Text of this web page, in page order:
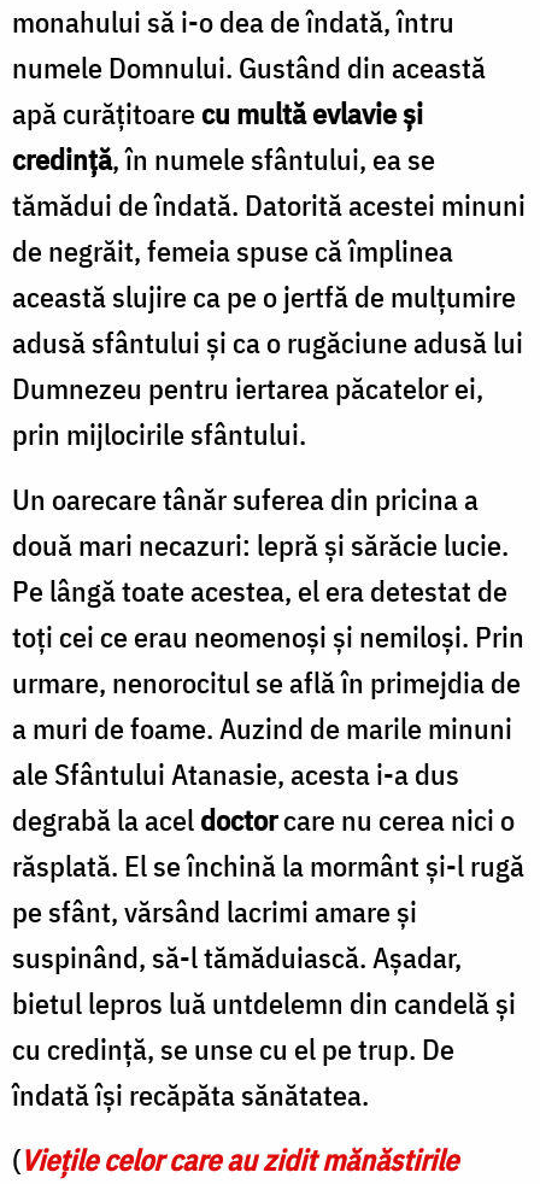
monahului să i-o dea de îndată, întru
numele Domnului. Gustând din această
apă curăţitoarecu multă evlavie şi
credinţă, în numele sfântului, ea se
tămădui de îndată. Datorită acestei minuni
de negrăit, femeia spuse că împlinea
această slujire ca pe o jertfă de mulţumire
adusă sfântului şi ca o rugăciune adusă lui
Dumnezeu pentru iertarea păcatelor ei,
prin mijlocirile sfântului.
Un oarecare tânăr suferea din pricina a
două mari necazuri: lepră şi sărăcie lucie.
Pe lângă toate acestea, el era detestat de
toţi cei ce erau neomenoşi şi nemiloşi. Prin
urmare, nenorocitul se află în primejdia de
a muri de foame. Auzind de marile minuni
ale Sfântului Atanasie, acesta i-a dus
degrabă la aceldoctorcare nu cerea nici o
răsplată. El se închină la mormânt şi-l rugă
pe sfânt, vărsând lacrimi amare şi
suspinând, să-l tămăduiască. Aşadar,
bietul lepros luă untdelemn din candelă şi
cu credinţă, se unse cu el pe trup. De
îndată îşi recăpăta sănătatea.
(Viețile celor care au zidit mănăstirile